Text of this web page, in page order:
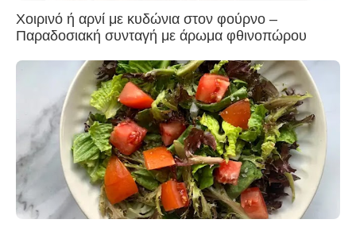
Χοιρινό ή αρνί με κυδώνια στον φούρνο –
Παραδοσιακή συνταγή με άρωμα φθινοπώρου